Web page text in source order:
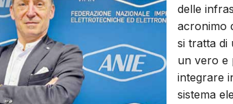
delle
acronimo
si tratta di
un vero e
integrare
sistema